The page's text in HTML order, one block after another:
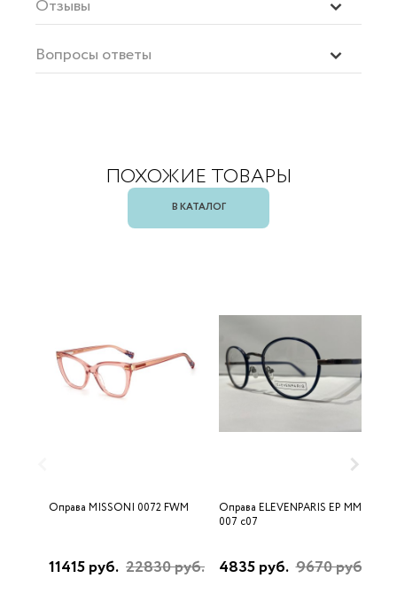
Отзывы
Вопросы ответы
ПОХОЖИЕ ТОВАРЫ
В КАТАЛОГ
Оправа MISSONI 0072 FWM
11415 руб. 22830 руб.
Оправа ELEVENPARIS EP MM
007 c07
4835 руб. 9670 руб.